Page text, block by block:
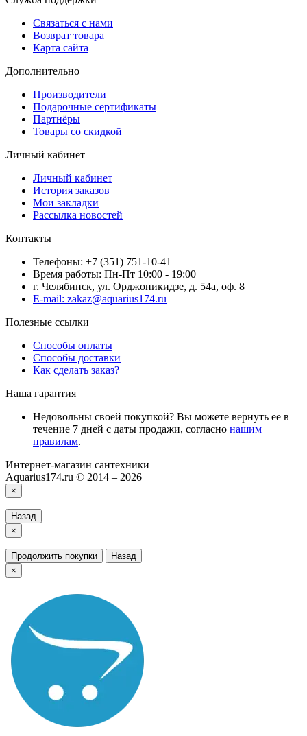
Связаться с нами
Возврат товара
Карта сайта
Дополнительно
Производители
Подарочные сертификаты
Партнёры
Товары со скидкой
Личный кабинет
Личный кабинет
История заказов
Мои закладки
Рассылка новостей
Контакты
Телефоны: +7 (351) 751-10-41
Время работы: Пн-Пт 10:00 - 19:00
г. Челябинск, ул. Орджоникидзе, д. 54а, оф. 8
E-mail: zakaz@aquarius174.ru
Полезные ссылки
Способы оплаты
Способы доставки
Как сделать заказ?
Наша гарантия
Недовольны своей покупкой? Вы можете вернуть ее в
течение 7 дней с даты продажи, согласно нашим
правилам.
Интернет-магазин сантехники
Aquarius174.ru © 2014 – 2026
×
Назад
×
Продолжить покупки
Назад
×